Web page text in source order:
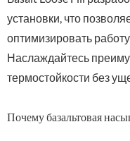
установки, что
оптимизировать
Наслаждайтесь
термостойкости без
Почему базальтовая